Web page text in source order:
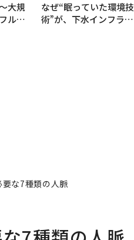
大規
ル実
なぜ“眠っていた環境技
術”が、下水インフラを
な7種類の人脈